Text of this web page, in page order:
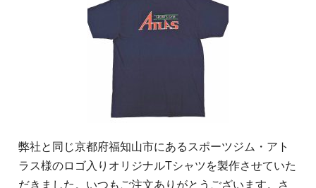
弊社と同じ京都府福知山市にあるスポーツジム・アト
ラス様のロゴ入りオリジナルTシャツを製作させていた
だきました。いつもご注文ありがとうございます。さ